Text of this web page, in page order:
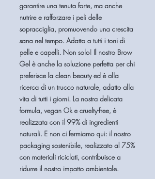
garantire una tenuta forte, ma anche
nutrire e rafforzare i peli delle
sopracciglia, promuovendo una crescita
sana nel tempo. Adatto a tutti i toni di
pelle e capelli. Non solo! Il nostro Brow
Gel è anche la soluzione perfetta per chi
preferisce la clean beauty ed è alla
ricerca di un trucco naturale, adatto alla
vita di tutti i giorni. La nostra delicata
formula, vegan Ok e cruelty-free, è
realizzata con il 99% di ingredienti
naturali. E non ci fermiamo qui: il nostro
packaging sostenibile, realizzato al 75%
con materiali riciclati, contribuisce a
ridurre il nostro impatto ambientale.